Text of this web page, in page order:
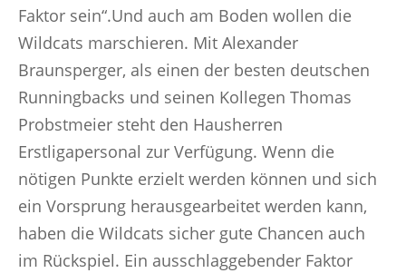
Faktor sein“.Und auch am Boden wollen die
Wildcats marschieren. Mit Alexander
Braunsperger, als einen der besten deutschen
Runningbacks und seinen Kollegen Thomas
Probstmeier steht den Hausherren
Erstligapersonal zur Verfügung. Wenn die
nötigen Punkte erzielt werden können und sich
ein Vorsprung herausgearbeitet werden kann,
haben die Wildcats sicher gute Chancen auch
im Rückspiel. Ein ausschlaggebender Faktor